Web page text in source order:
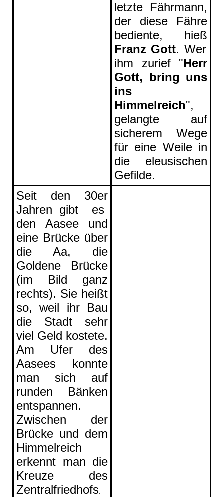
letzte Fährmann,
der diese Fähre
bediente, hieß
Franz Gott. Wer
ihm zurief "Herr
Gott, bring uns
ins
Himmelreich",
gelangte auf
sicherem Wege
für eine Weile in
die eleusischen
Gefilde.
Seit den 30er
Jahren gibt es
den Aasee und
eine Brücke über
die Aa, die
Goldene Brücke
(im Bild ganz
rechts). Sie heißt
so, weil ihr Bau
die Stadt sehr
viel Geld kostete.
Am Ufer des
Aasees konnte
man sich auf
runden Bänken
entspannen.
Zwischen der
Brücke und dem
Himmelreich
erkennt man die
Kreuze des
Zentralfriedhofs.